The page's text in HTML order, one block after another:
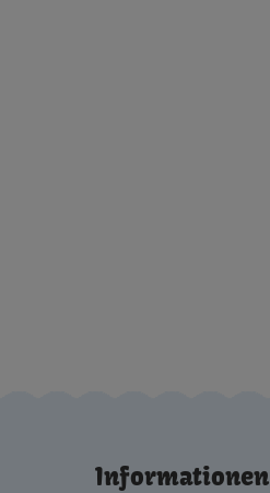
Informationen